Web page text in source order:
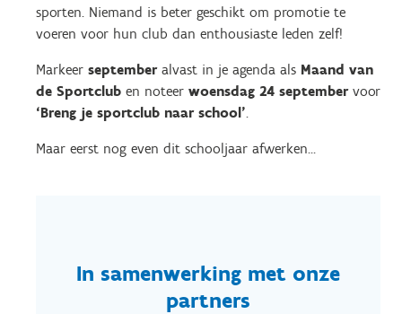
sporten. Niemand is beter geschikt om promotie te
voeren voor hun club dan enthousiaste leden zelf!
Markeer septemberalvast in je agenda als Maand van
de Sportclub en noteer woensdag 24 septembervoor
‘Breng je sportclub naar school’.
Maar eerst nog even dit schooljaar afwerken…
In samenwerking met onze
partners